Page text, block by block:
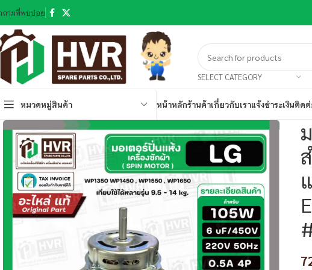
ถามที่พบบ่อย
SELECT CATEGORY
หมวดหมู่สินค้า หน้าหลักร้านค้าเกี่ยวกับเราแจ้งชำระเงินติดต่